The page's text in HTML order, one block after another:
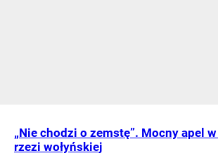
„Nie chodzi o zemstę”. Mocny apel
rzezi wołyńskiej